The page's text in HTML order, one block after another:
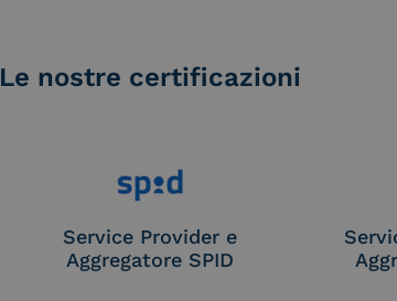
Le nostre certificazioni
Service Provider e
Aggregatore SPID